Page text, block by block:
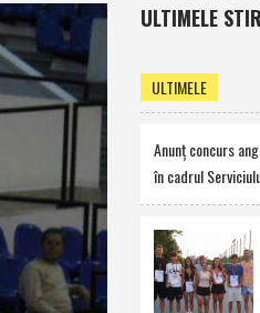
ULTIMELE
ULTIMELE
Anunţ concurs
în cadrul